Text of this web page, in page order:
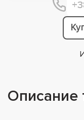
Описание